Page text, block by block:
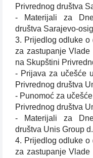
Privrednog društva
- Materijali za
društva Sarajevo-
3. Prijedlog odluke o
za zastupanje
na Skupštini
- Prijava za učešće
Privrednog društva
- Punomoć za
Privrednog društva
- Materijali za
društva Unis Group
4. Prijedlog odluke o
za zastupanje